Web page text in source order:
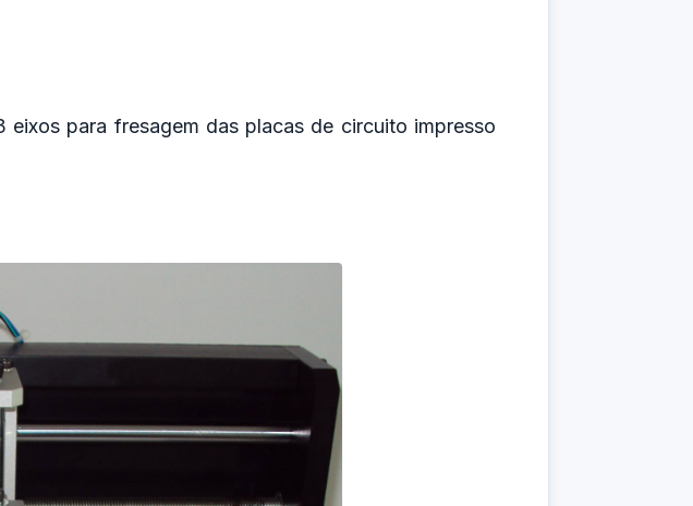
para fresagem das placas de circuito impresso